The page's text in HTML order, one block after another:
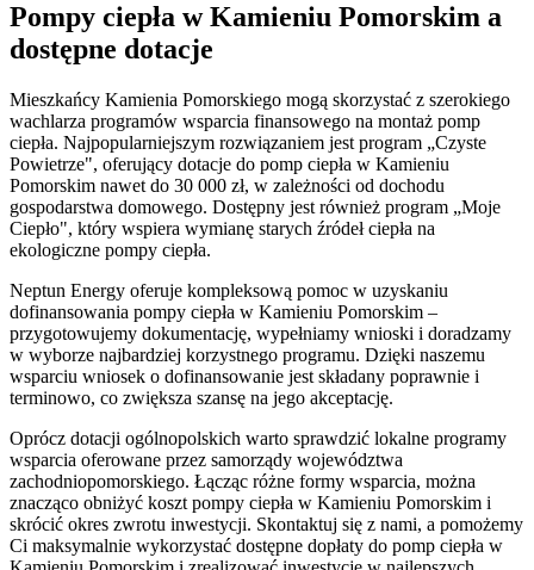
Pompy ciepła w Kamieniu Pomorskim a
dostępne dotacje
Mieszkańcy Kamienia Pomorskiego mogą skorzystać z szerokiego
wachlarza programów wsparcia finansowego na montaż pomp
ciepła. Najpopularniejszym rozwiązaniem jest program „Czyste
Powietrze", oferujący dotacje do pomp ciepła w Kamieniu
Pomorskim nawet do 30 000 zł, w zależności od dochodu
gospodarstwa domowego. Dostępny jest również program „Moje
Ciepło", który wspiera wymianę starych źródeł ciepła na
ekologiczne pompy ciepła.
Neptun Energy oferuje kompleksową pomoc w uzyskaniu
dofinansowania pompy ciepła w Kamieniu Pomorskim –
przygotowujemy dokumentację, wypełniamy wnioski i doradzamy
w wyborze najbardziej korzystnego programu. Dzięki naszemu
wsparciu wniosek o dofinansowanie jest składany poprawnie i
terminowo, co zwiększa szansę na jego akceptację.
Oprócz dotacji ogólnopolskich warto sprawdzić lokalne programy
wsparcia oferowane przez samorządy województwa
zachodniopomorskiego. Łącząc różne formy wsparcia, można
znacząco obniżyć koszt pompy ciepła w Kamieniu Pomorskim i
skrócić okres zwrotu inwestycji. Skontaktuj się z nami, a pomożemy
Ci maksymalnie wykorzystać dostępne dopłaty do pomp ciepła w